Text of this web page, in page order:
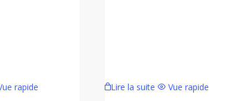
rapide Lire la suite Vue rapide